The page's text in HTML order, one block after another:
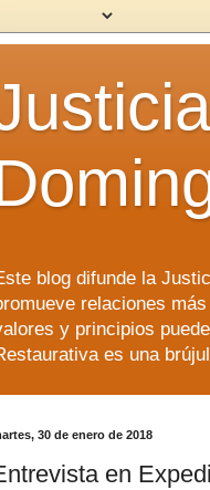
blog difunde la
relaciones
y principios
es una
30 de enero de 2018
en